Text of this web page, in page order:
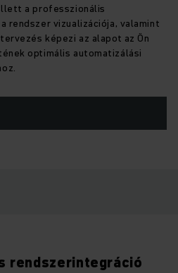
a professzionális
rendszer vizualizációja, valamint
képezi az alapot az Ön
optimális automatizálási
rendszerintegráció